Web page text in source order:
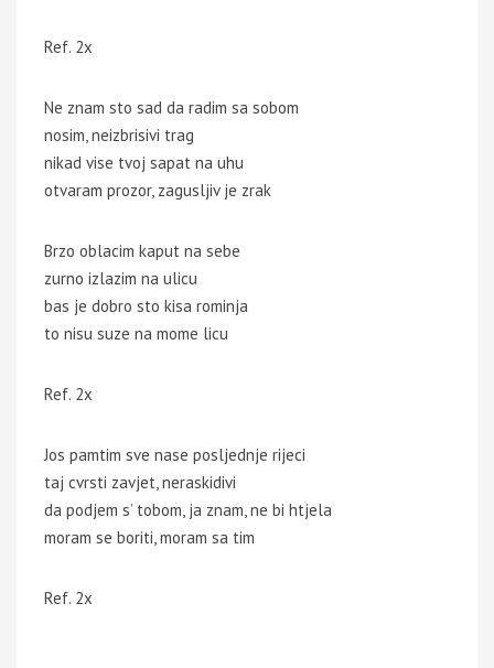
Ref. 2x
Ne znam sto sad da radim sa sobom
nosim, neizbrisivi trag
nikad vise tvoj sapat na uhu
otvaram prozor, zagusljiv je zrak
Brzo oblacim kaput na sebe
zurno izlazim na ulicu
bas je dobro sto kisa rominja
to nisu suze na mome licu
Ref. 2x
Jos pamtim sve nase posljednje rijeci
taj cvrsti zavjet, neraskidivi
da podjem s’ tobom, ja znam, ne bi htjela
moram se boriti, moram sa tim
Ref. 2x